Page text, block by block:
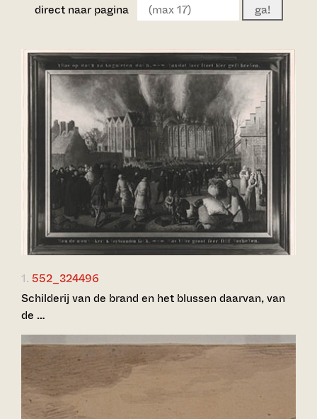
direct naar pagina ga!
1. 552_324496
Schilderij van de brand en het blussen daarvan, van
de …